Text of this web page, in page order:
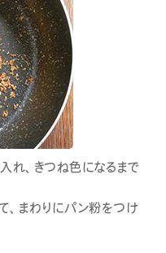
れ、きつね色になるまで
、まわりにパン粉をつけ